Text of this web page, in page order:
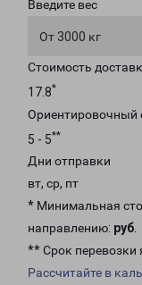
Введите вес
От 3000 кг
Стоимость
17.8*
Ориентировочный
5 - 5**
Дни отправки
вт, ср, пт
* Минимальная
направлению: руб.
** Срок перевозки
Рассчитайте в